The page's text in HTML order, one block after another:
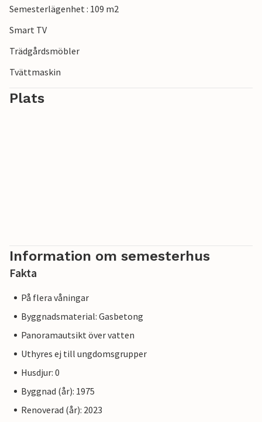
Semesterlägenhet : 109 m2
Smart TV
Trädgårdsmöbler
Tvättmaskin
Plats
Information om semesterhus
Fakta
På flera våningar
Byggnadsmaterial: Gasbetong
Panoramautsikt över vatten
Uthyres ej till ungdomsgrupper
Husdjur: 0
Byggnad (år): 1975
Renoverad (år): 2023